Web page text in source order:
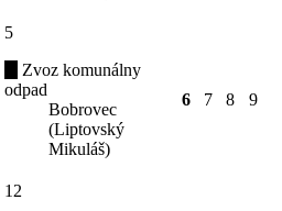
5
Zvoz komunálny
odpad
Bobrovec
(Liptovský
Mikuláš)
6 7 8 9
12